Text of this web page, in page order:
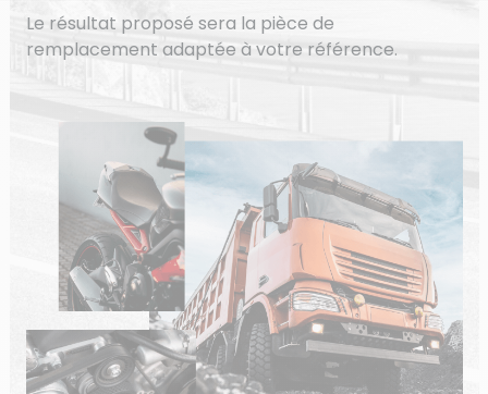
Le résultat proposé sera la pièce de
remplacement adaptée à votre référence.